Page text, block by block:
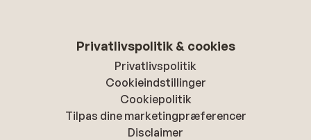
Privatlivspolitik & cookies
Privatlivspolitik
Cookieindstillinger
Cookiepolitik
Tilpas dine marketingpræferencer
Disclaimer